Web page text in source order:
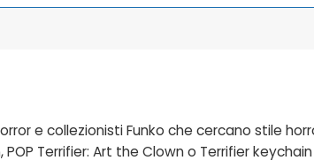
e collezionisti Funko che cercano stile
Terrifier: Art the Clowno Terrifier